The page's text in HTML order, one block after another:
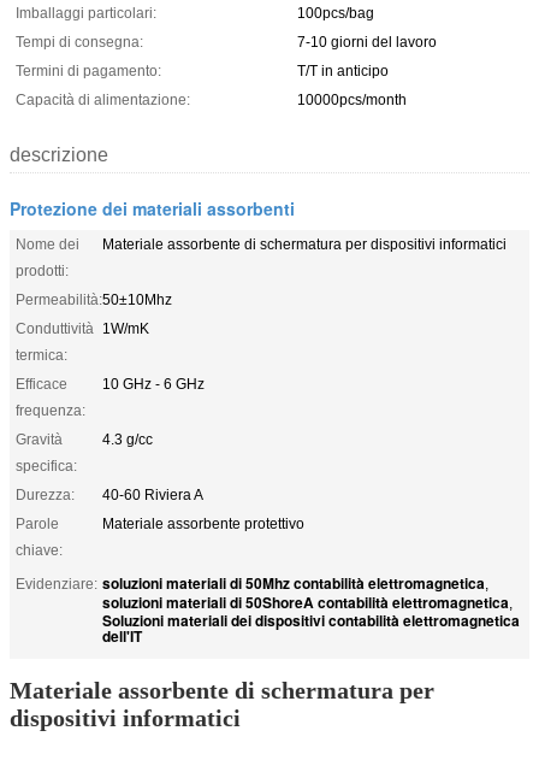
Imballaggi particolari:
100pcs/bag
Tempi di consegna:
7-10 giorni del lavoro
Termini di pagamento:
T/T in anticipo
Capacità di alimentazione:
10000pcs/month
descrizione
Protezione dei materiali assorbenti
Nome dei
prodotti:
Materiale assorbente di schermatura per dispositivi informatici
Permeabilità:50±10Mhz
Conduttività
termica:
1W/mK
Efficace
frequenza:
10 GHz - 6 GHz
Gravità
specifica:
4.3 g/cc
Durezza:
40-60 Riviera A
Parole
chiave:
Materiale assorbente protettivo
Evidenziare: soluzioni materiali di 50Mhz contabilità elettromagnetica,
soluzioni materiali di 50ShoreA contabilità elettromagnetica,
Soluzioni materiali dei dispositivi contabilità elettromagnetica
dell'IT
Materiale assorbente di schermatura per
dispositivi informatici